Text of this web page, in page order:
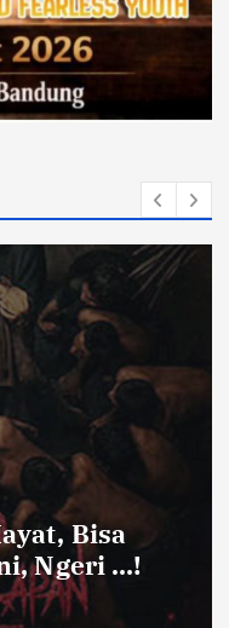
Pangan
Harga